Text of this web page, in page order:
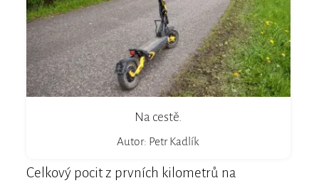
Na cestě.
Autor: Petr Kadlík
Celkový pocit z prvních kilometrů na